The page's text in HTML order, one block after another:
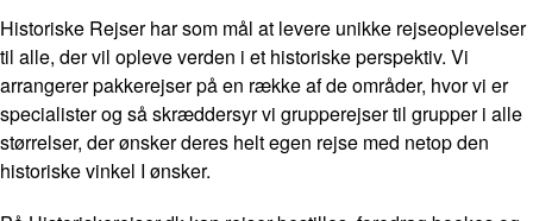
Historiske Rejser har som mål at levere unikke rejseoplevelser
til alle, der vil opleve verden i et historiske perspektiv. Vi
arrangerer pakkerejser på en række af de områder, hvor vi er
specialister og så skræddersyr vi grupperejser til grupper i alle
størrelser, der ønsker deres helt egen rejse med netop den
historiske vinkel I ønsker.